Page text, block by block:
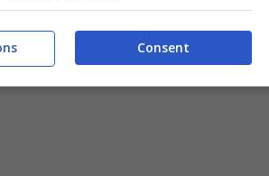
Consent